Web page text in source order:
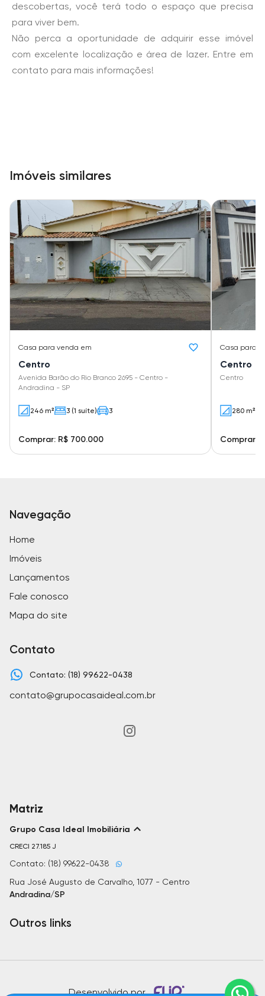
descobertas, você terá todo o espaço que precisa
para viver bem.
Não perca a oportunidade de adquirir esse imóvel
com excelente localização e área de lazer. Entre em
contato para mais informações!
Imóveis similares
Casa para venda em
Centro
Avenida Barão do Rio Branco 2695 - Centro -
Andradina - SP
246 m² 3 (1 suíte) 3
Comprar: R$ 700.000
Casa para
Centro
Centro
280 m²
Comprar:
Navegação
Home
Imóveis
Lançamentos
Fale conosco
Mapa do site
Contato
Contato: (18) 99622-0438
contato@grupocasaideal.com.br
Matriz
Grupo Casa Ideal Imobiliária
CRECI 27.185 J
Contato: (18) 99622-0438
Rua José Augusto de Carvalho, 1077 - Centro
Andradina/SP
Outros links
Desenvolvido por